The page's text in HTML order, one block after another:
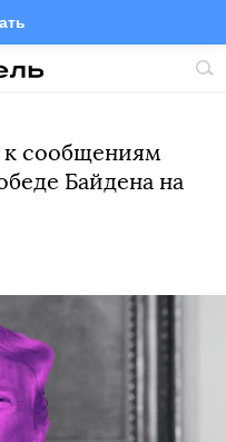
Twitter
к сообщениям
Байдена на